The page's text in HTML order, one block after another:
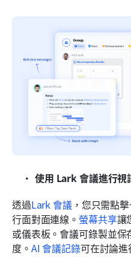
使用 Lark 會議進行視
透過Lark 會議，您只需點
行面對面連線。 螢幕共享讓
或儀表板。會議可錄製並
度。 AI 會議記錄可在討論